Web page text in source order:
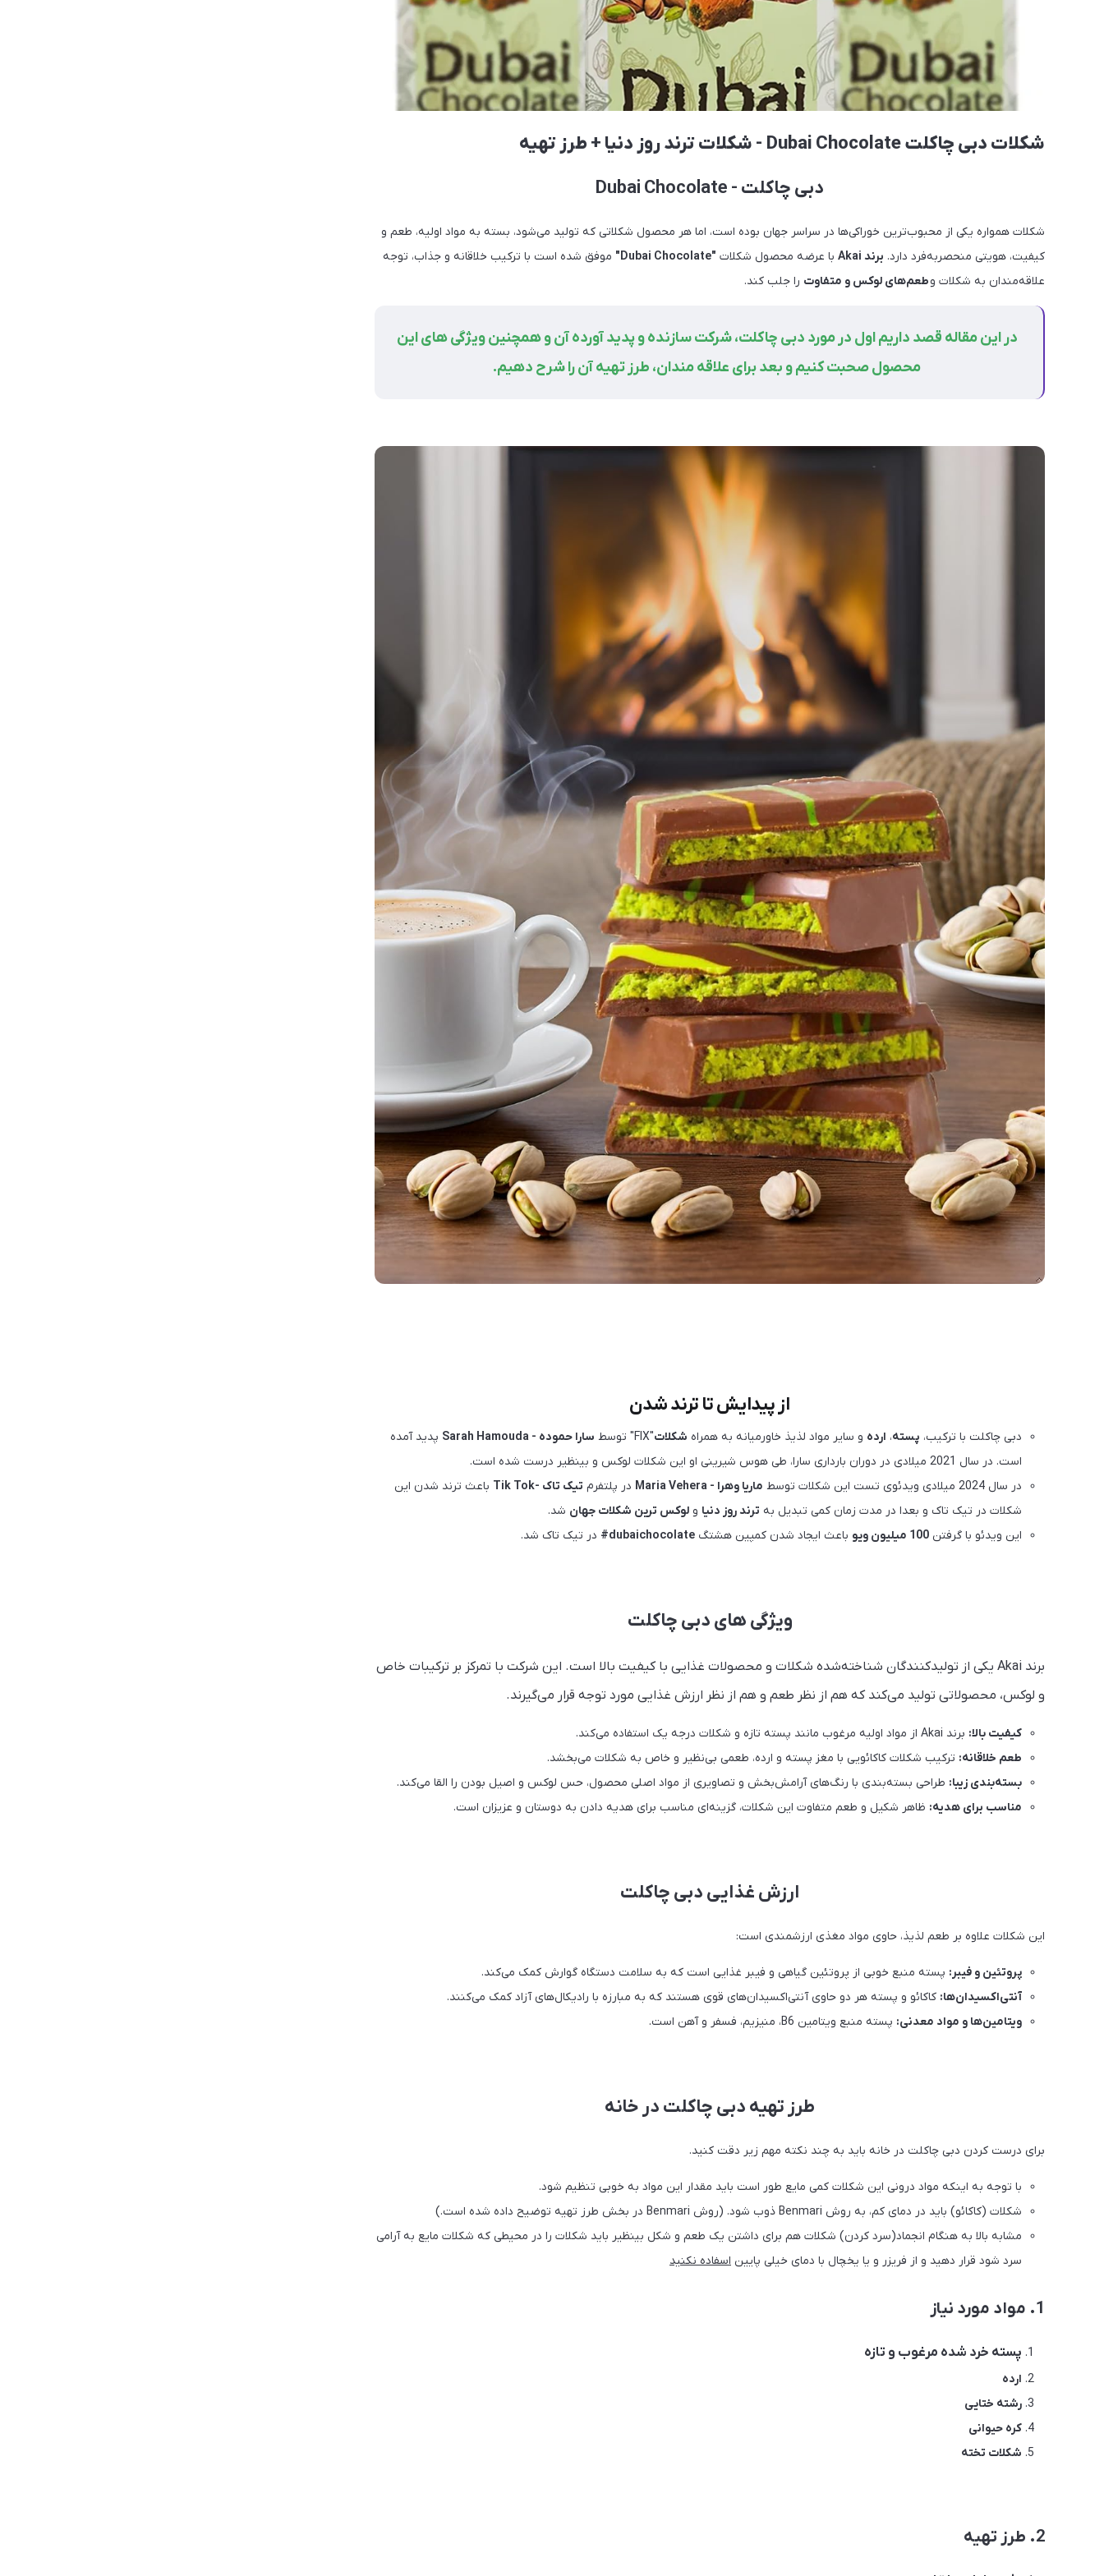
شکلات دبی چاکلت Dubai Chocolate - شکلات ترند روز دنیا + طرز تهیه
دبی چاکلت - Dubai Chocolate
شکلات همواره یکی از محبوب‌ترین خوراکی‌ها در سراسر جهان بوده است، اما هر محصول شکلاتی که تولید می‌شود، بسته به مواد اولیه، طعم و
کیفیت، هویتی منحصربه‌فرد دارد. برند Akai با عرضه محصول شکلات "Dubai Chocolate"
موفق شده است با ترکیب خلاقانه و جذاب، توجه
علاقه‌مندان به شکلات وطعم‌های لوکس و متفاوت را جلب کند.
در این مقاله قصد داریم اول در مورد دبی چاکلت، شرکت سازنده و پدید آورده آن و همچنین ویژگی های این
محصول صحبت کنیم و بعد برای علاقه مندان، طرز تهیه آن را شرح دهیم.
از پیدایش تا ترند شدن
دبی چاکلت با ترکیب، پسته، ارده و سایر مواد لذیذ خاورمیانه به همراه شکلات"FIX" توسط سارا حموده - Sarah Hamouda
پدید آمده
است. در سال 2021 میلادی در دوران بارداری سارا، طی هوس شیرینی او این شکلات لوکس و بینظیر درست شده است.
در سال 2024 میلادی ویدئوی تست این شکلات توسط
ماریا وهرا - Maria Vehera در پلتفرم تیک تاک -Tik Tok
باعث ترند شدن این
شکلات در تیک تاک و بعدا در مدت زمان کمی تبدیل به ترند روز دنیا و لوکس ترین شکلات جهان شد.
این ویدئو با گرفتن 100 میلیون ویو باعث ایجاد شدن کمپین هشتگ dubaichocolate# در تیک تاک شد.
ویژگی های دبی چاکلت
برند Akai یکی از تولیدکنندگان شناخته‌شده شکلات و محصولات غذایی با کیفیت بالا است. این شرکت با تمرکز بر ترکیبات خاص
و لوکس، محصولاتی تولید می‌کند که هم از نظر طعم و هم از نظر ارزش غذایی مورد توجه قرار می‌گیرند.
کیفیت بالا: برند Akai از مواد اولیه مرغوب مانند پسته تازه و شکلات درجه یک استفاده می‌کند.
طعم خلاقانه: ترکیب شکلات کاکائویی با مغز پسته و ارده، طعمی بی‌نظیر و خاص به شکلات می‌بخشد.
بسته‌بندی زیبا: طراحی بسته‌بندی با رنگ‌های آرامش‌بخش و تصاویری از مواد اصلی محصول، حس لوکس و اصیل بودن را القا می‌کند.
مناسب برای هدیه: ظاهر شکیل و طعم متفاوت این شکلات، گزینه‌ای مناسب برای هدیه دادن به دوستان و عزیزان است.
ارزش غذایی دبی چاکلت
این شکلات علاوه بر طعم لذیذ، حاوی مواد مغذی ارزشمندی است:
پروتئین و فیبر: پسته منبع خوبی از پروتئین گیاهی و فیبر غذایی است که به سلامت دستگاه گوارش کمک می‌کند.
آنتی‌اکسیدان‌ها: کاکائو و پسته هر دو حاوی آنتی‌اکسیدان‌های قوی هستند که به مبارزه با رادیکال‌های آزاد کمک می‌کنند.
ویتامین‌ها و مواد معدنی: پسته منبع ویتامین B6، منیزیم، فسفر و آهن است.
طرز تهیه دبی چاکلت در خانه
برای درست کردن دبی چاکلت در خانه باید به چند نکته مهم زیر دقت کنید.
با توجه به اینکه مواد درونی این شکلات کمی مایع طور است باید مقدار این مواد به خوبی تنظیم شود.
شکلات (کاکائو) باید در دمای کم، به روش Benmari ذوب شود. (روش Benmari در بخش طرز تهیه توضیح داده شده است.)
مشابه بالا به هنگام انجماد(سرد کردن) شکلات هم برای داشتن یک طعم و شکل بینظیر باید شکلات را در محیطی که شکلات مایع به آرامی
سرد شود قرار دهید و از فریزر و یا یخچال با دمای خیلی پایین اسفادهنکنید
1. مواد مورد نیاز
پسته خرد شده مرغوب و تازه
ارده
رشته ختایی
کره حیوانی
شکلات تخته
2. طرز تهیه